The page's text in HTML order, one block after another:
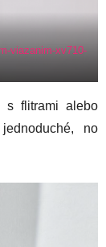
viazanim-xv710-
s flitrami alebo
no